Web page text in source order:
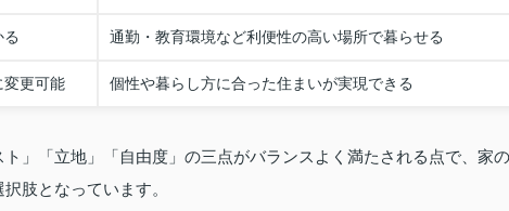
通勤・教育環境など利便性の高い場所で暮らせる
変更可能 個性や暮らし方に合った住まいが実現できる
」「立地」「自由度」の三点がバランスよく満たされる点で、家の
肢となっています。